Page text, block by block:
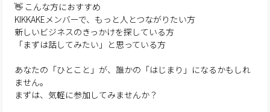
👋 こんな方におすすめ
KIKKAKEメンバーで、もっと人とつながりたい方
新しいビジネスのきっかけを探している方
「まずは話してみたい」と思っている方
あなたの「ひとこと」が、誰かの「はじまり」になるかもしれ
ません。
まずは、気軽に参加してみませんか？